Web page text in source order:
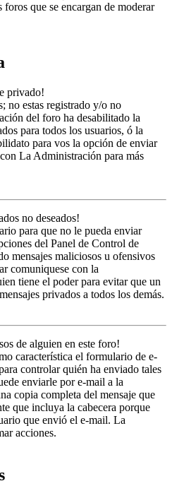
que se encargan de moderar
privado!
no estas registrado y/o no
del foro ha desabilitado la
para todos los usuarios, ó la
para vos la opción de enviar
La Administración para más
no deseados!
para que no le pueda enviar
del Panel de Control de
mensajes maliciosos u ofensivos
comuniquese con la
tiene el poder para evitar que un
privados a todos los demás.
de alguien en este foro!
característica el formulario de e-
controlar quién ha enviado tales
enviarle por e-mail a la
copia completa del mensaje que
que incluya la cabecera porque
que envió el e-mail. La
acciones.